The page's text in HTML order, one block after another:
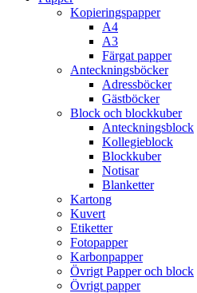
Kopieringspapper
A4
A3
Färgat papper
Anteckningsböcker
Adressböcker
Gästböcker
Block och blockkuber
Anteckningsblock
Kollegieblock
Blockkuber
Notisar
Blanketter
Kartong
Kuvert
Etiketter
Fotopapper
Karbonpapper
Övrigt Papper och block
Övrigt papper